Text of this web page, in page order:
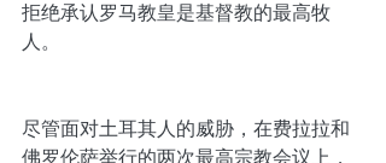
拒绝承认罗马教皇是基督教的最高牧
人。
尽管面对土耳其人的威胁，在费拉拉和
佛罗伦萨举行的两次最高宗教会议上，